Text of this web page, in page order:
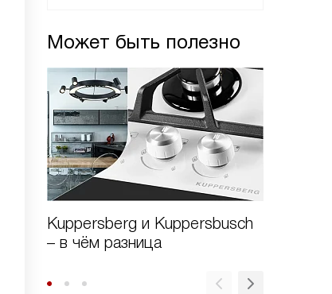
Может быть полезно
Kuppersberg и Kuppersbusch
– в чём разница